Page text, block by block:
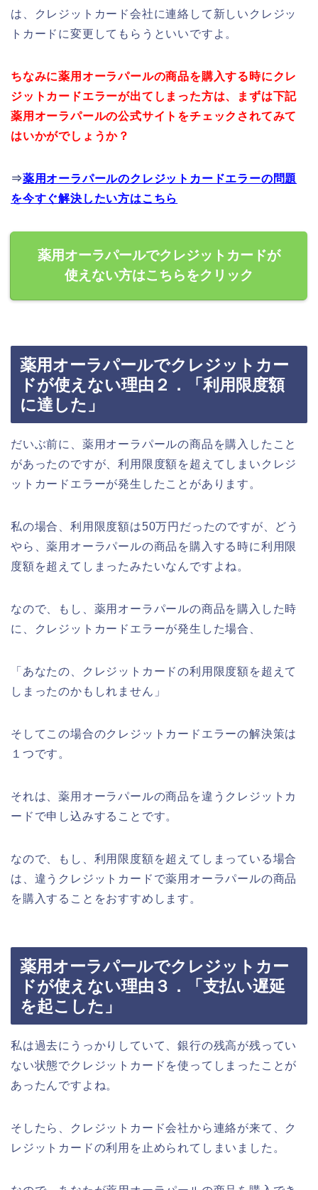
は、クレジットカード会社に連絡して新しいクレジッ
トカードに変更してもらうといいですよ。
ちなみに薬用オーラパールの商品を購入する時にクレ
ジットカードエラーが出てしまった方は、まずは下記
薬用オーラパールの公式サイトをチェックされてみて
はいかがでしょうか？
⇒薬用オーラパールのクレジットカードエラーの問題
を今すぐ解決したい方はこちら
薬用オーラパールでクレジットカードが
使えない方はこちらをクリック
薬用オーラパールでクレジットカー
ドが使えない理由２．「利用限度額
に達した」
だいぶ前に、薬用オーラパールの商品を購入したこと
があったのですが、利用限度額を超えてしまいクレジ
ットカードエラーが発生したことがあります。
私の場合、利用限度額は50万円だったのですが、どう
やら、薬用オーラパールの商品を購入する時に利用限
度額を超えてしまったみたいなんですよね。
なので、もし、薬用オーラパールの商品を購入した時
に、クレジットカードエラーが発生した場合、
「あなたの、クレジットカードの利用限度額を超えて
しまったのかもしれません」
そしてこの場合のクレジットカードエラーの解決策は
１つです。
それは、薬用オーラパールの商品を違うクレジットカ
ードで申し込みすることです。
なので、もし、利用限度額を超えてしまっている場合
は、違うクレジットカードで薬用オーラパールの商品
を購入することをおすすめします。
薬用オーラパールでクレジットカー
ドが使えない理由３．「支払い遅延
を起こした」
私は過去にうっかりしていて、銀行の残高が残ってい
ない状態でクレジットカードを使ってしまったことが
あったんですよね。
そしたら、クレジットカード会社から連絡が来て、ク
レジットカードの利用を止められてしまいました。